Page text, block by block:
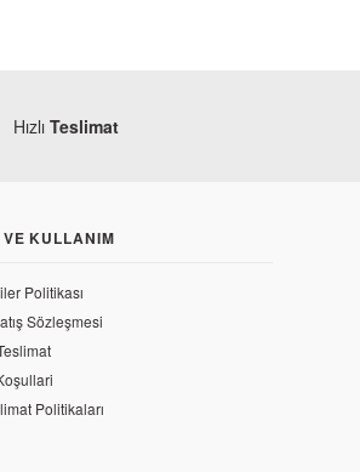
Sacı Üst
Hızlı Teslimat
KULLANIM
Politikası
Sözleşmesi
Politikaları